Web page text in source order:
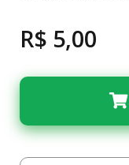
R$ 5,00